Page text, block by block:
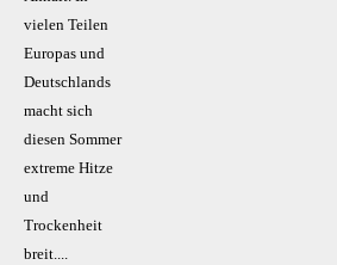
vielen Teilen
Europas und
Deutschlands
macht sich
diesen Sommer
extreme Hitze
und
Trockenheit
breit....